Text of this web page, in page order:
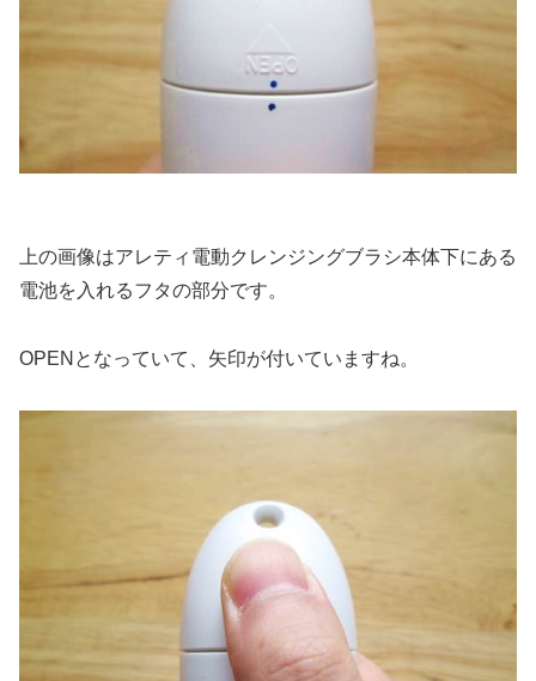
上の画像はアレティ電動クレンジングブラシ本体下にある
電池を入れるフタの部分です。
OPENとなっていて、矢印が付いていますね。